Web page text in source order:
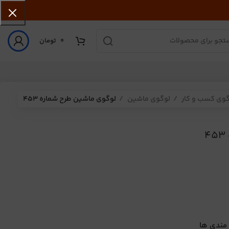
0 تومان
کسب و کار لوگوی ماشین لوگوی ماشین طرح شماره 453
مندی ها